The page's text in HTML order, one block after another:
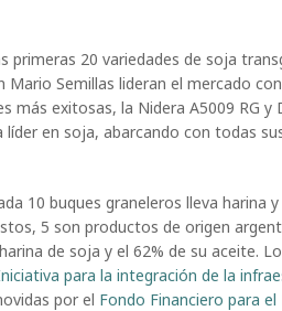
primeras 20 variedades de soja
Mario Semillas lideran el mercado
más exitosas, la Nidera A5009 RG y
en soja, abarcando con todas
10 buques graneleros lleva harina
5 son productos de origen
de soja y el 62% de su aceite.
para la integración de la
por el Fondo Financiero para